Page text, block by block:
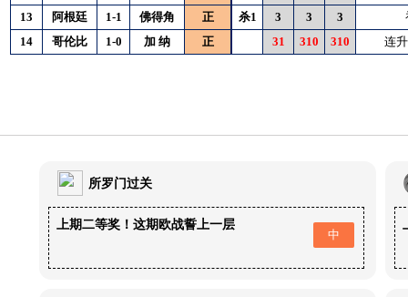
13
阿根廷 1-1 佛得角 正 杀1 3 3 3
14
哥伦比 1-0 加 纳 正 31 310 310 连
所罗门过关
上期二等奖！这期欧战誓上一层
中